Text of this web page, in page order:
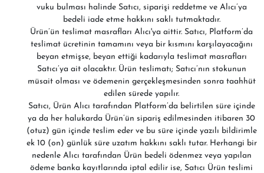
vuku bulması halinde Satıcı, siparişi reddetme ve Alıcı’ya
bedeli iade etme hakkını saklı tutmaktadır.
Ürün’ün teslimat masrafları Alıcı'ya aittir. Satıcı, Platform’da
teslimat ücretinin tamamını veya bir kısmını karşılayacağını
beyan etmişse, beyan ettiği kadarıyla teslimat masrafları
Satıcı’ya ait olacaktır. Ürün teslimatı; Satıcı’nın stokunun
müsait olması ve ödemenin gerçekleşmesinden sonra taahhüt
edilen sürede yapılır.
Satıcı, Ürün Alıcı tarafından Platform’da belirtilen süre içinde
ya da her halukarda Ürün’ün sipariş edilmesinden itibaren 30
(otuz) gün içinde teslim eder ve bu süre içinde yazılı bildirimle
ek 10 (on) günlük süre uzatım hakkını saklı tutar. Herhangi bir
nedenle Alıcı tarafından Ürün bedeli ödenmez veya yapılan
ödeme banka kayıtlarında iptal edilir ise, Satıcı Ürün teslimi